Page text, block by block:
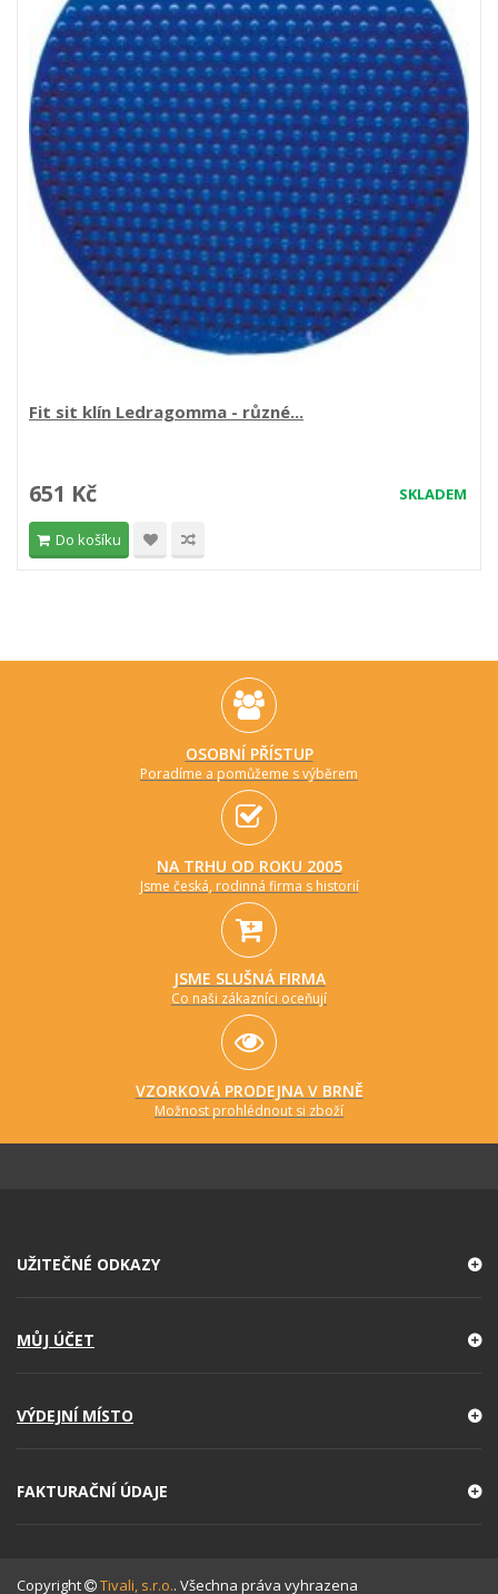
Fit sit klín Ledragomma - různé...
SKLADEM
651 Kč
Do košíku
OSOBNÍ PŘÍSTUP
Poradíme a pomůžeme s výběrem
NA TRHU OD ROKU 2005
Jsme česká, rodinná firma s historií
JSME SLUŠNÁ FIRMA
Co naši zákazníci oceňují
VZORKOVÁ PRODEJNA V BRNĚ
Možnost prohlédnout si zboží
UŽITEČNÉ ODKAZY
MŮJ ÚČET
VÝDEJNÍ MÍSTO
FAKTURAČNÍ ÚDAJE
Copyright Tivali, s.r.o.. Všechna práva vyhrazena